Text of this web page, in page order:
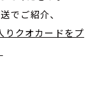
でご紹介、
りクオカードをプ